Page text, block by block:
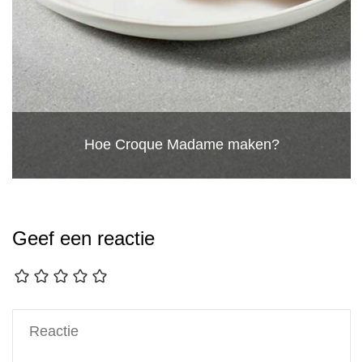
Hoe Croque Madame maken?
Geef een reactie